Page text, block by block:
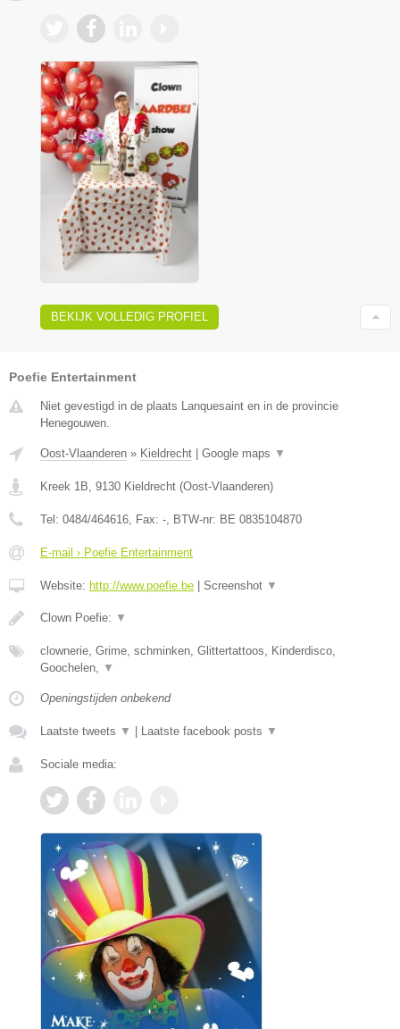
BEKIJK VOLLEDIG PROFIEL
Poefie Entertainment
Niet gevestigd in de plaats Lanquesaint en in de provincie
Henegouwen.
Oost-Vlaanderen » Kieldrecht | Google maps ▼
Kreek 1B 9130 Kieldrecht (Oost-Vlaanderen)
Tel: 0484/464616 , Fax: - , BTW-nr: BE 0835104870
E-mail › Poefie Entertainment
Website: http://www.poefie.be | Screenshot ▼
Clown Poefie: ▼
clownerie, Grime, schminken, Glittertattoos, Kinderdisco,
Goochelen,
▼
Openingstijden onbekend
Laatste tweets ▼ | Laatste facebook posts ▼
Sociale media: